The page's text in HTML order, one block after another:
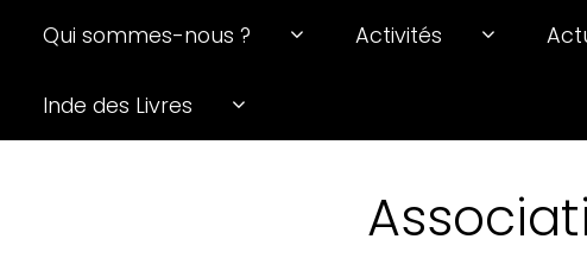
Qui sommes-nous ? Activités
Inde des Livres